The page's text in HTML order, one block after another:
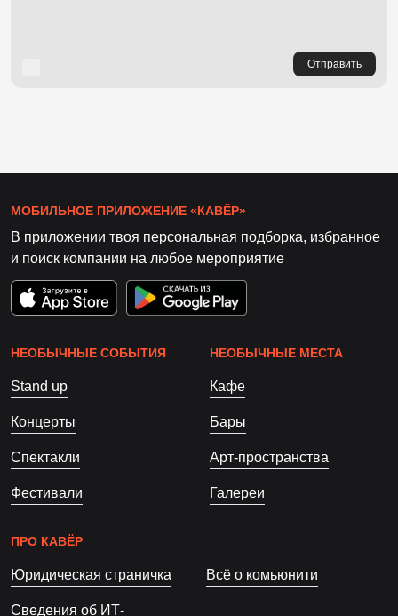
Отправить
МОБИЛЬНОЕ ПРИЛОЖЕНИЕ «КАВЁР»
В приложении твоя персональная подборка, избранное
и поиск компании на любое мероприятие
НЕОБЫЧНЫЕ СОБЫТИЯ
Stand up
Концерты
Спектакли
Фестивали
НЕОБЫЧНЫЕ МЕСТА
Кафе
Бары
Арт-пространства
Галереи
ПРО КАВЁР
Юридическая страничка Всё о комьюнити
Сведения об ИТ-